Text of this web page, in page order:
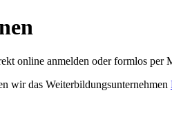
online anmelden oder formlos per
wir das Weiterbildungsunternehmen